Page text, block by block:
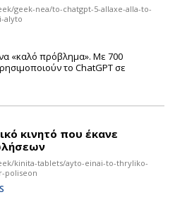
geek-nea/to-chatgpt-5-allaxe-alla-to-
alyto
«καλό πρόβλημα». Με 700
το ChatGPT σε
κινητό που έκανε
kinita-tablets/ayto-einai-to-thryliko-
poliseon